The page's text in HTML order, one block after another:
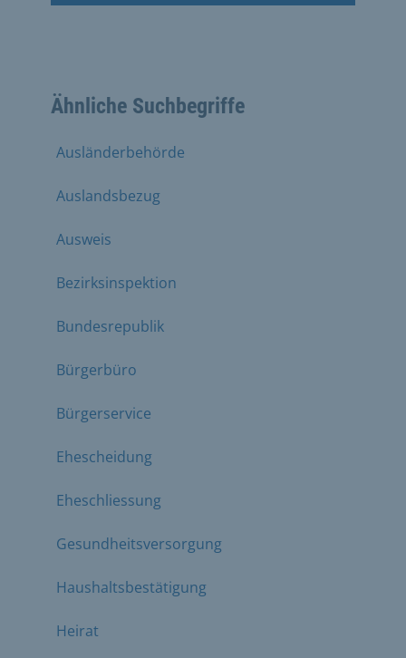
Ähnliche Suchbegriffe
Ausländerbehörde
Auslandsbezug
Ausweis
Bezirksinspektion
Bundesrepublik
Bürgerbüro
Bürgerservice
Ehescheidung
Eheschliessung
Gesundheitsversorgung
Haushaltsbestätigung
Heirat